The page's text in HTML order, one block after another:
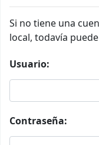
Si no tiene una
local, todavía
Usuario:
Contraseña: